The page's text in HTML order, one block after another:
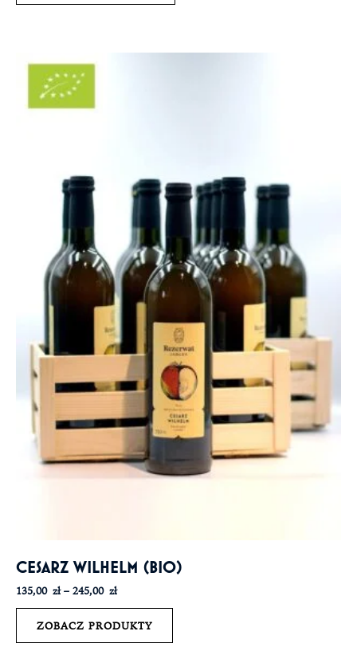
CESARZ WILHELM (BIO)
135,00 zł – 245,00 zł
ZOBACZ PRODUKTY